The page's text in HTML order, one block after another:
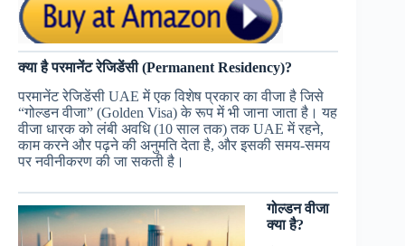
क्या है परमानेंट रेजिडेंसी (Permanent Residency)?
परमानेंट रेजिडेंसी UAE में एक विशेष प्रकार का वीजा है जिसे
“गोल्डन वीजा” (Golden Visa) के रूप में भी जाना जाता है। यह
वीजा धारक को लंबी अवधि (10 साल तक) तक UAE में रहने,
काम करने और पढ़ने की अनुमति देता है, और इसकी समय-समय
पर नवीनीकरण की जा सकती है।
गोल्डन वीजा
क्या है?